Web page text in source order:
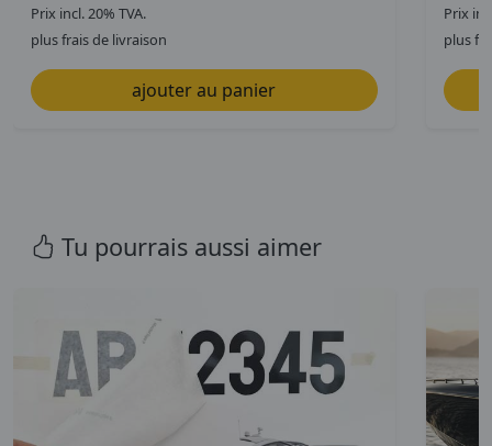
Prix incl. 20% TVA.
plus frais de livraison
Prix
plus
Tu pourrais aussi aimer